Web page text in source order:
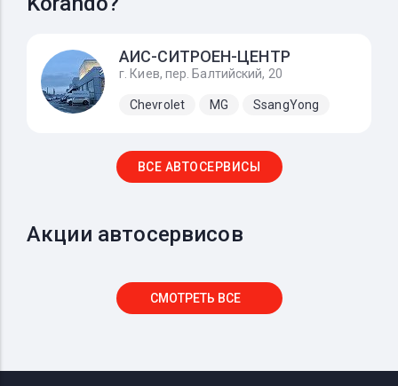
АИС-СИТРОЕН-ЦЕНТР
г. Киев, пер. Балтийский, 20
Chevrolet MG SsangYong
ВСЕ АВТОСЕРВИСЫ
Акции автосервисов
СМОТРЕТЬ ВСЕ